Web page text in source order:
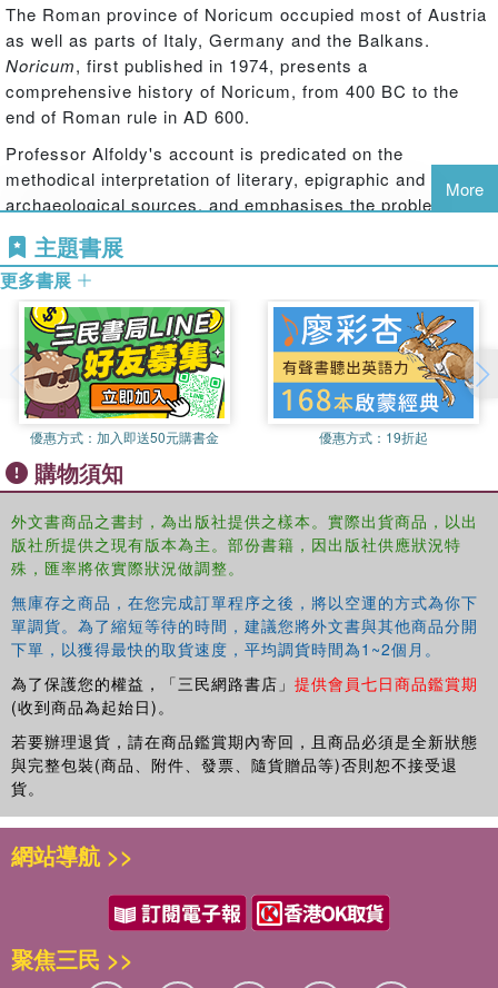
The Roman province of Noricum occupied most of Austria
as well as parts of Italy, Germany and the Balkans.
Noricum, first published in 1974, presents a
comprehensive history of Noricum, from 400 BC to the
end of Roman rule in AD 600.
Professor Alfoldy's account is predicated on the
methodical interpretation of literary, epigraphic and
archaeological sources, and emphasises the problems of
are arranged chronologically, ensuring a sense of the
continuity of historical events and illuminating the history
and archaeology of Noricum both before it came into
contact with the Romans as well as under Roman rule.
Noricumincludes a review of much recent research on the
province, detailed references to the source material, a
comprehensive bibliography and valuable appendices. It is
a substantial work of ancient history and archaeology and
will interest both the specialist and the general reader.
More
主題書展
更多書展
優惠方式： 加入即送50元購書金 優惠方式： 19折起
購物須知
外文書商品之書封，為出版社提供之樣本。實際出貨商品，以出
版社所提供之現有版本為主。部份書籍，因出版社供應狀況特
殊，匯率將依實際狀況做調整。
無庫存之商品，在您完成訂單程序之後，將以空運的方式為你下
單調貨。為了縮短等待的時間，建議您將外文書與其他商品分開
下單，以獲得最快的取貨速度，平均調貨時間為1~2個月。
為了保護您的權益，「三民網路書店」 提供會員七日商品鑑賞期
(收到商品為起始日)。
若要辦理退貨，請在商品鑑賞期內寄回，且商品必須是全新狀態
與完整包裝(商品、附件、發票、隨貨贈品等)否則恕不接受退
貨。
網站導航 >>
聚焦三民 >>